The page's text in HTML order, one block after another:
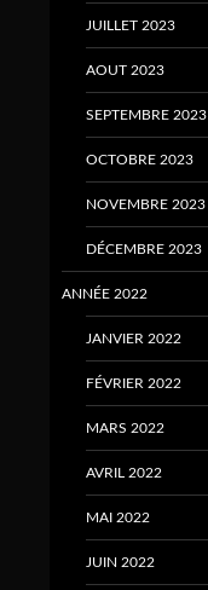
JUILLET 2023
AOUT 2023
SEPTEMBRE 2023
OCTOBRE 2023
NOVEMBRE 2023
DÉCEMBRE 2023
ANNÉE 2022
JANVIER 2022
FÉVRIER 2022
MARS 2022
AVRIL 2022
MAI 2022
JUIN 2022